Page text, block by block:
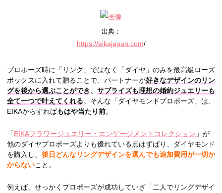
出典：
https://eikajapan.com/
プロポーズ時に「リング」ではなく「ダイヤ」のみを最高級ローズ
ボックスに入れて贈ることで、パートナーが好きなデザインのリン
グを後から選ぶことができ、 サプライズも理想の婚約ジュエリーも
全て一つで叶えてくれる。そんな「ダイヤモンドプロポーズ」は、
EIKAからすればもはや当たり前。
「EIKAフラワージュエリー・エンゲージメントコレクション 」が
他のダイヤプロポーズよりも優れている点はずばり、ダイヤモンド
を購入し、 後日どんなリングデザインを選んでも追加費用が一切か
からないこと。
例えば、せっかくプロポーズが成功していざ「二人でリングデザイ